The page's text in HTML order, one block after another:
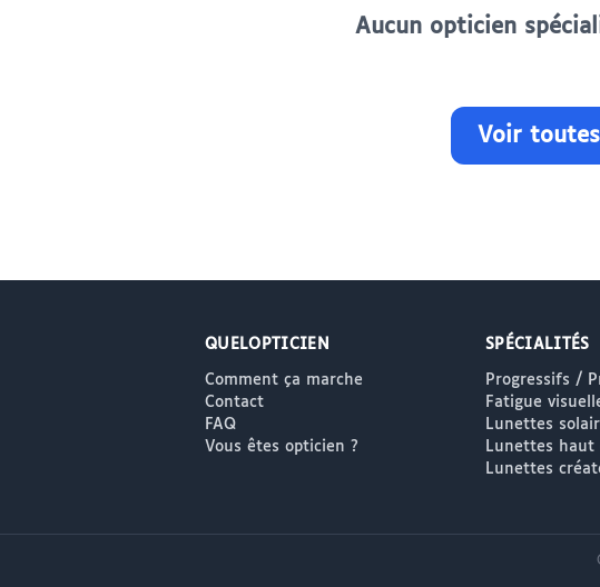
Aucun opticien
Voir
QUELOPTICIEN
Comment ça marche
Contact
FAQ
Vous êtes opticien ?
SPÉCIALITÉS
Progressifs /
Fatigue
Lunettes
Lunettes haut
Lunettes